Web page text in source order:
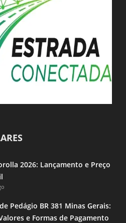
2026: Lançamento e Preço
Pedágio BR 381 Minas Gerais:
e Formas de Pagamento